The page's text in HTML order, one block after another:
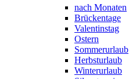
nach Monaten
Brückentage
Valentinstag
Ostern
Sommerurlaub
Herbsturlaub
Winterurlaub